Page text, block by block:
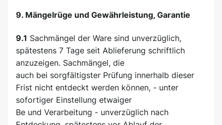
9. Mängelrüge und Gewährleistung, Garantie
9.1 Sachmängel der Ware sind unverzüglich,
spätestens 7 Tage seit Ablieferung schriftlich
anzuzeigen. Sachmängel, die
auch bei sorgfältigster Prüfung innerhalb dieser
Frist nicht entdeckt werden können, - unter
sofortiger Einstellung etwaiger
Be und Verarbeitung - unverzüglich nach